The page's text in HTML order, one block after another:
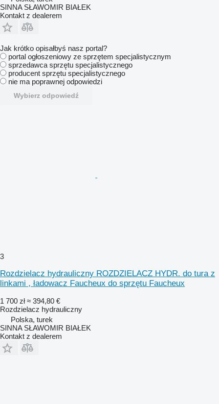
SINNA SŁAWOMIR BIAŁEK
Kontakt z dealerem
Jak krótko opisałbyś nasz portal?
portal ogłoszeniowy ze sprzętem specjalistycznym
sprzedawca sprzętu specjalistycznego
producent sprzętu specjalistycznego
nie ma poprawnej odpowiedzi
Wybierz odpowiedź
3
Rozdzielacz hydrauliczny ROZDZIELACZ HYDR. do tura z
linkami , ładowacz Faucheux do sprzętu Faucheux
1 700 zł ≈ 394,80 €
Rozdzielacz hydrauliczny
Polska, turek
SINNA SŁAWOMIR BIAŁEK
Kontakt z dealerem